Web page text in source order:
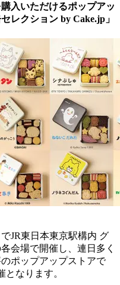
入いただけるポップアッ
レクション by Cake.jp」
JR東日本東京駅構内 グ
会場で開催し、連日多く
ポップアップストアで
なります。